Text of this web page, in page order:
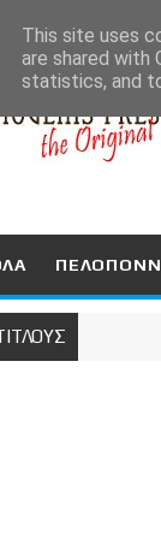
This site uses
are shared with
statistics, and